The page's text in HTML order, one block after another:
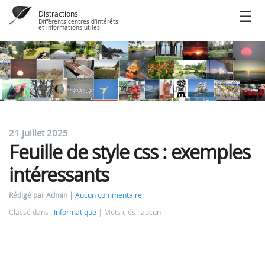
Distractions
Différents centres d'intérêts
et informations utiles
21 juillet 2025
Feuille de style css : exemples
intéressants
Rédigé par Admin
Aucun commentaire
Classé dans : Informatique Mots clés : aucun